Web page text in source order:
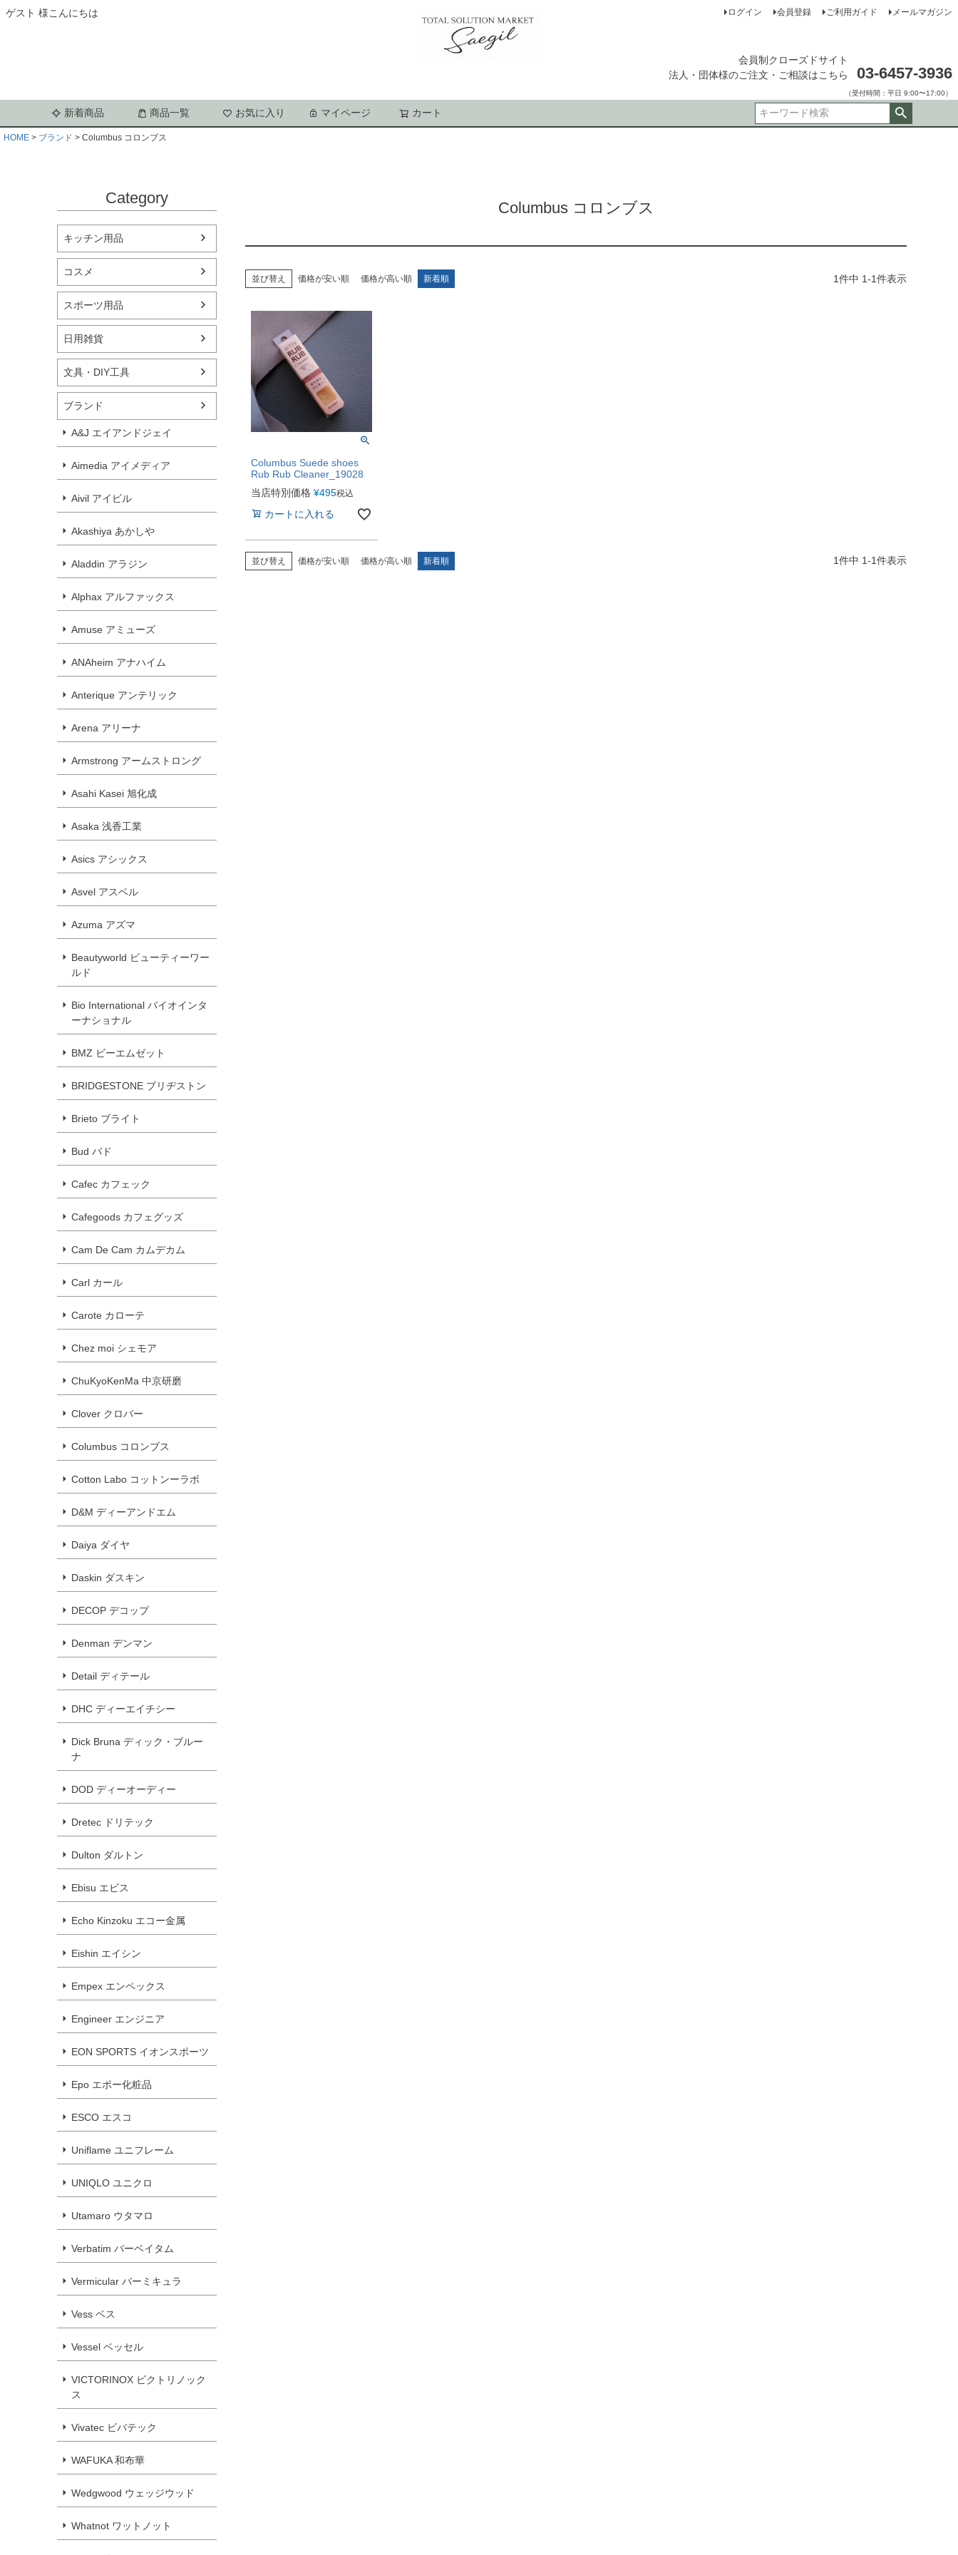
ゲスト 様こんにちは ログイン 会員登録 ご利用ガイド メールマガジン
会員制クローズドサイト
法人・団体様のご注文・ご相談はこちら
03-6457-3936
（受付時間：平日 9:00〜17:00）
新着商品 商品一覧 お気に入り マイページ カート
HOME ブランド Columbus コロンブス
Category
キッチン用品
コスメ
スポーツ用品
日用雑貨
文具・DIY工具
ブランド
A&J エイアンドジェイ
Aimedia アイメディア
Aivil アイビル
Akashiya あかしや
Aladdin アラジン
Alphax アルファックス
Amuse アミューズ
ANAheim アナハイム
Anterique アンテリック
Arena アリーナ
Armstrong アームストロング
Asahi Kasei 旭化成
Asaka 浅香工業
Asics アシックス
Asvel アスベル
Azuma アズマ
Beautyworld ビューティーワー
ルド
Bio International バイオインタ
ーナショナル
BMZ ビーエムゼット
BRIDGESTONE ブリヂストン
Brieto ブライト
Bud バド
Cafec カフェック
Cafegoods カフェグッズ
Cam De Cam カムデカム
Carl カール
Carote カローテ
Chez moi シェモア
ChuKyoKenMa 中京研磨
Clover クロバー
Columbus コロンブス
Cotton Labo コットンーラボ
D&M ディーアンドエム
Daiya ダイヤ
Daskin ダスキン
DECOP デコップ
Denman デンマン
Detail ディテール
DHC ディーエイチシー
Dick Bruna ディック・ブルー
ナ
DOD ディーオーディー
Dretec ドリテック
Dulton ダルトン
Ebisu エビス
Echo Kinzoku エコー金属
Eishin エイシン
Empex エンペックス
Engineer エンジニア
EON SPORTS イオンスポーツ
Epo エポー化粧品
ESCO エスコ
Uniflame ユニフレーム
UNIQLO ユニクロ
Utamaro ウタマロ
Verbatim バーベイタム
Vermicular バーミキュラ
Vess ベス
Vessel ベッセル
VICTORINOX ビクトリノック
ス
Vivatec ビバテック
WAFUKA 和布華
Wedgwood ウェッジウッド
Whatnot ワットノット
Columbus コロンブス
並び替え 価格が安い順 価格が高い順 新着順 1件中 1-1件表示
Columbus Suede shoes
Rub Rub Cleaner_19028
当店特別価格 ¥495税込
カートに入れる
並び替え 価格が安い順 価格が高い順 新着順 1件中 1-1件表示